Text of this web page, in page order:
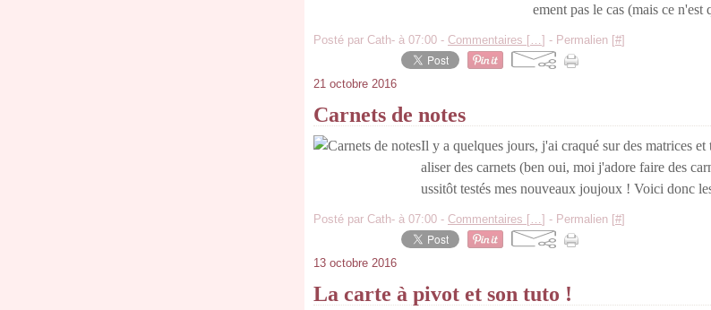
ement pas le cas (mais ce n'est
Posté par Cath- à 07:00 - Commentaires […] - Permalien [#]
21 octobre 2016
Carnets de notes
Il y a quelques jours, j'ai craqué sur des matrices
aliser des carnets (ben oui, moi j'adore faire des
ussitôt testés mes nouveaux joujoux ! Voici donc
Posté par Cath- à 07:00 - Commentaires […] - Permalien [#]
13 octobre 2016
La carte à pivot et son tuto !